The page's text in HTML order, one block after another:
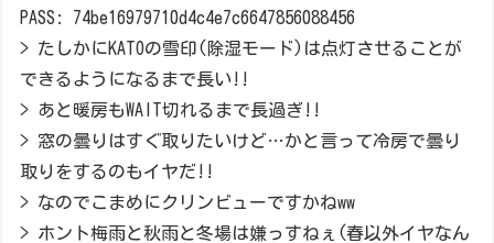
PASS: 74be16979710d4c4e7c6647856088456
> たしかにKATOの雪印(除湿モード)は点灯させることが
できるようになるまで長い!!
> あと暖房もWAIT切れるまで長過ぎ!!
> 窓の曇りはすぐ取りたいけど…かと言って冷房で曇り
取りをするのもイヤだ!!
> なのでこまめにクリンビューですかねww
> ホント梅雨と秋雨と冬場は嫌っすねぇ(春以外イヤなん